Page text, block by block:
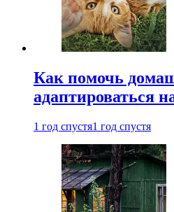
Как помочь
адаптироваться
1 год спустя1 год спустя